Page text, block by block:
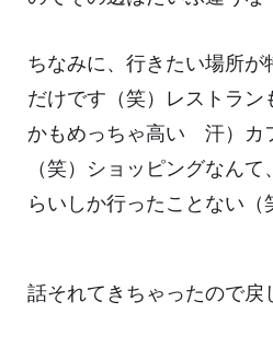
ちなみに、行きたい場所が
だけです（笑）レストラン
かもめっちゃ高い 汗）カ
（笑）ショッピングなん
らいしか行ったことない（
話それてきちゃったので戻